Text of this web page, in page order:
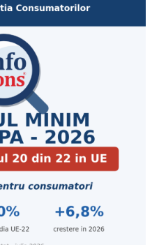
vase independente cu